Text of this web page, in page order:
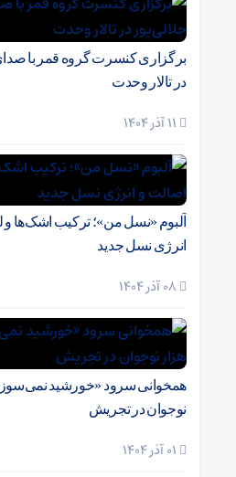
برگزاری کنسرت گروه قمر با
در تالار وحدت
آلبوم «نسل من»؛ ترکیب اشک‌ها و
انرژی نسل جدید
نوجوان در تجریش